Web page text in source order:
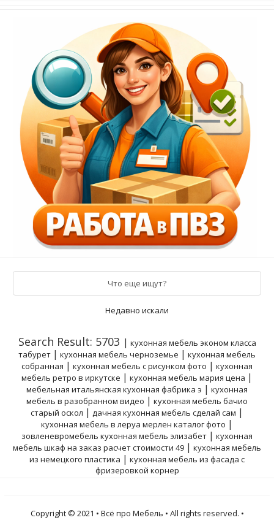
Что еще ищут?
Недавно искали
Search Result: 5703 | кухонная мебель эконом класса
табурет | кухонная мебель черноземье | кухонная мебель
собранная | кухонная мебель с рисунком фото | кухонная
мебель ретро в иркутске | кухонная мебель мария цена |
мебельная итальянская кухонная фабрика э | кухонная
мебель в разобранном видео | кухонная мебель бачио
старый оскол | дачная кухонная мебель сделай сам |
кухонная мебель в леруа мерлен каталог фото |
зовленевромебель кухонная мебель элизабет | кухонная
мебель шкаф на заказ расчет стоимости 49 | кухонная мебель
из немецкого пластика | кухонная мебель из фасада с
фризеровкой корнер
Copyright © 2021 • Всё про Мебель • All rights reserved. •